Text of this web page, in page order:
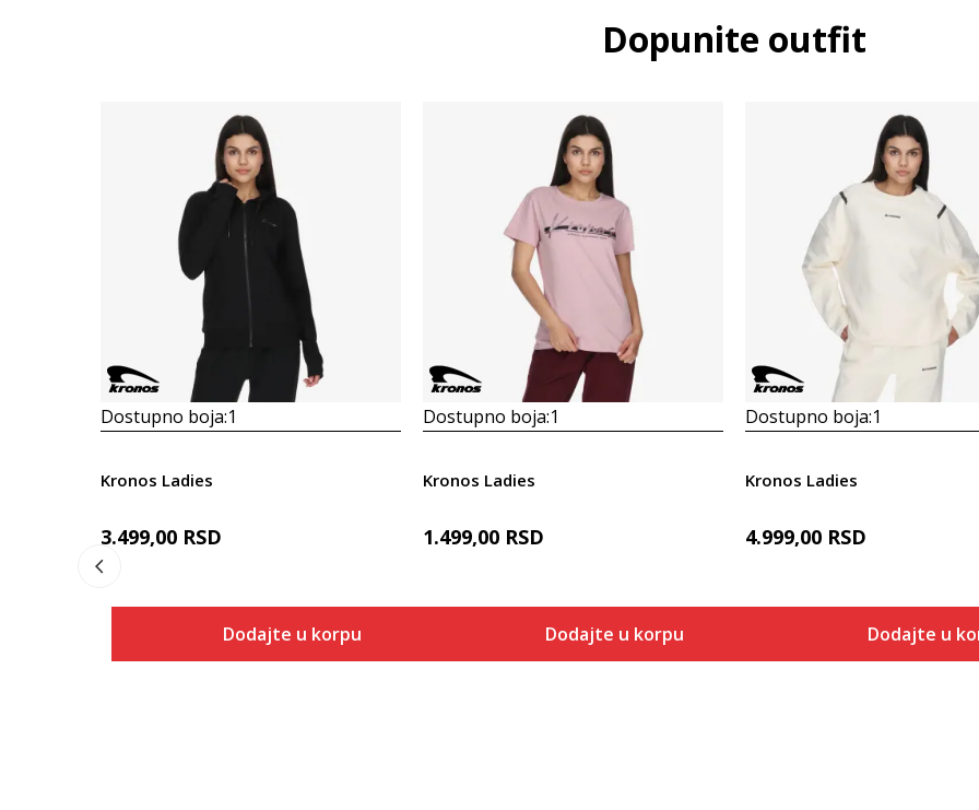
Dopunite outfit
Dostupno boja:1
Kronos Ladies
3.499,00 RSD
Dodajte u korpu
Dostupno boja:1
Kronos Ladies
1.499,00 RSD
Dodajte u korpu
Dostupno boja:1
Kronos Ladies
4.999,00 RSD
Dodajte u